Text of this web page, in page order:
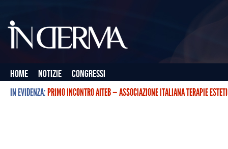
Home Notizie
Congressi
IN EVIDENZA:PRIMO INCONTRO AITEB — ASSOCIAZIONE ITALIANA TERAPIE